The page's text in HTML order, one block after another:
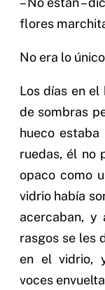
flores
No era lo
Los días en
de sombras
hueco
ruedas, él no
opaco como
vidrio había
acercaban, y
rasgos se les
en el vidrio,
voces